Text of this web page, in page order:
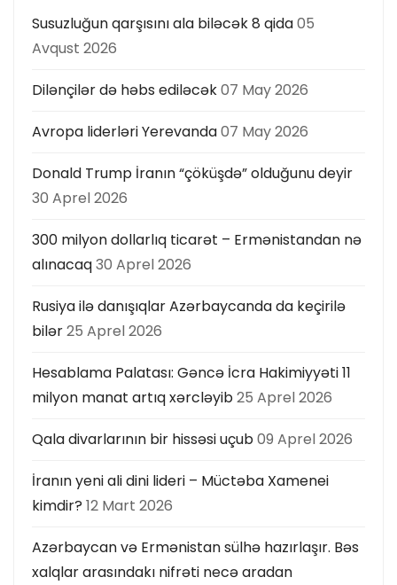
ıSusuzluğun qarşısını ala biləcək 8 qida05
Avqust 2026
Dilənçilər də həbs ediləcək07 May 2026
Avropa liderləri Yerevanda07 May 2026
Donald Trump İranın “çöküşdə” olduğunu deyir
30 Aprel 2026
300 milyon dollarlıq ticarət – Ermənistandan nə
alınacaq30 Aprel 2026
Rusiya ilə danışıqlar Azərbaycanda da keçirilə
bilər25 Aprel 2026
Hesablama Palatası: Gəncə İcra Hakimiyyəti 11
milyon manat artıq xərcləyib25 Aprel 2026
Qala divarlarının bir hissəsi uçub09 Aprel 2026
İranın yeni ali dini lideri – Müctəba Xamenei
kimdir? 12 Mart 2026
Azərbaycan və Ermənistan sülhə hazırlaşır. Bəs
xalqlar arasındakı nifrəti necə aradan